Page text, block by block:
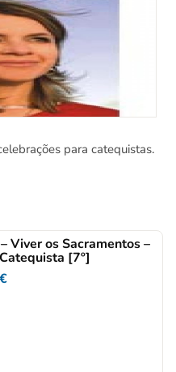
para catequistas.
Viver os Sacramentos –
[7º]
€